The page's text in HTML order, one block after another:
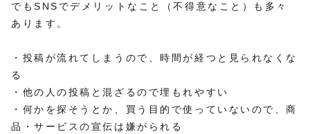
でもSNSでデメリットなこと（不得意なこと）も多々
あります。
・投稿が流れてしまうので、時間が経つと見られなくな
る
・他の人の投稿と混ざるので埋もれやすい
・何かを探そうとか、買う目的で使っていないので、商
品・サービスの宣伝は嫌がられる